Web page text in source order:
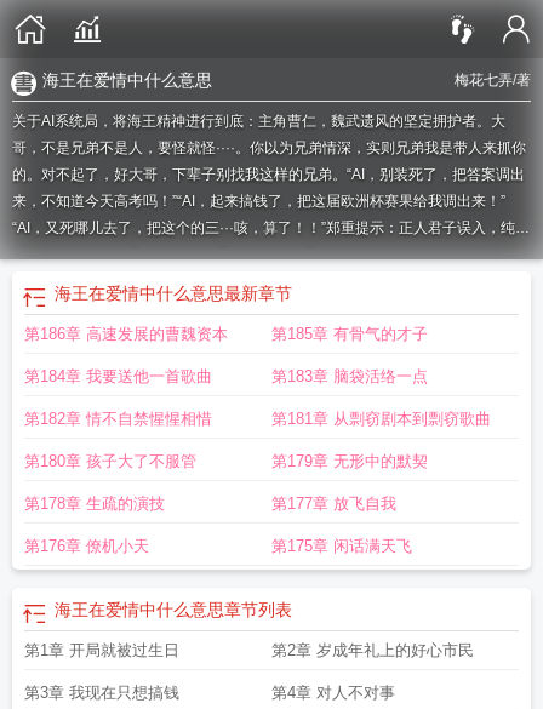
梅花七弄/著
海王在爱情中什么意思
关于AI系统局，将海王精神进行到底：主角曹仁，魏武遗风的坚定拥护者。大
哥，不是兄弟不是人，要怪就怪····。你以为兄弟情深，实则兄弟我是带人来抓你
的。对不起了，好大哥，下辈子别找我这样的兄弟。“AI，别装死了，把答案调出
来，不知道今天高考吗！”“AI，起来搞钱了，把这届欧洲杯赛果给我调出来！”
“AI，又死哪儿去了，把这个的三···咳，算了！！”郑重提示：正人君子误入，纯爱
战士绕行，钢铁直男别点海王在爱情中什么意思海王 能力海王核心海王的精
海王精神语录 海王cp 海王的精神 海王要素
最高境界
王精髓海王ac海王概念海王概念设计海王精神是什么意思海王 约
海王在爱情中什么意思最新章节
第186章 高速发展的曹魏资本 第185章 有骨气的才子
第184章 我要送他一首歌曲 第183章 脑袋活络一点
第182章 情不自禁惺惺相惜 第181章 从剽窃剧本到剽窃歌曲
第180章 孩子大了不服管 第179章 无形中的默契
第178章 生疏的演技 第177章 放飞自我
第176章 僚机小天 第175章 闲话满天飞
海王在爱情中什么意思章节列表
第1章 开局就被过生日 第2章 岁成年礼上的好心市民
第3章 我现在只想搞钱 第4章 对人不对事